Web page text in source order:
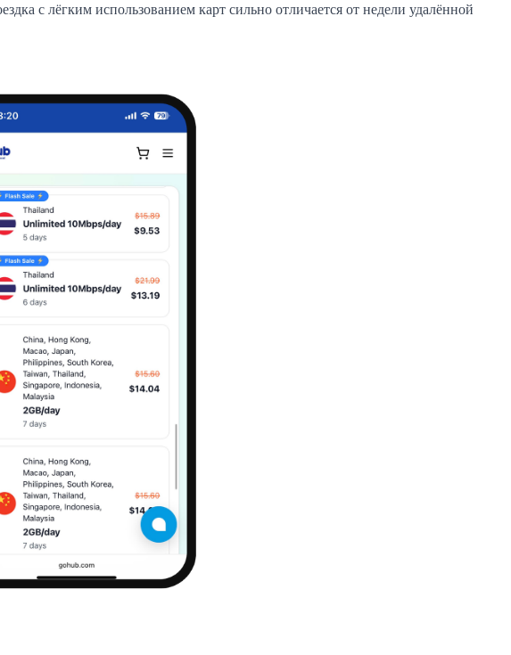
с лёгким использованием карт сильно отличается от недели удалённой